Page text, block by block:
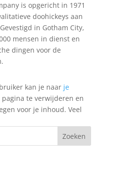
is opgericht in 1971
doohickeys aan
in Gotham City,
mensen in dienst en
dingen voor de
kan je naar je
pagina te verwijderen en
voor je inhoud. Veel